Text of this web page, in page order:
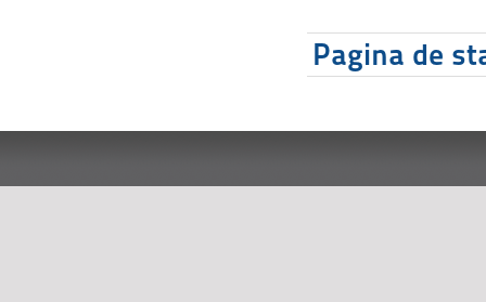
Pagina de